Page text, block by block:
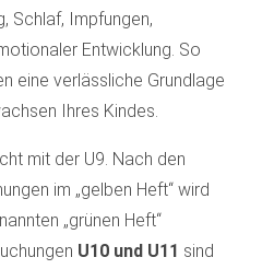
Schlaf, Impfungen,
Entwicklung. So
eine verlässliche Grundlage
Ihres Kindes.
mit der U9. Nach den
im „gelben Heft“ wird
„grünen Heft“
U10 und U11 sind